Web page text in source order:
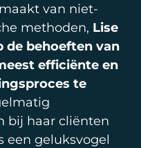
van niet-
methoden, Lise
de behoeften van
efficiënte en
te
bij haar cliënten
een geluksvogel